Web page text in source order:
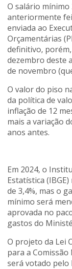
O salário mínimo
anteriormente
enviada ao
Orçamentárias
definitivo,
dezembro deste
de novembro
O valor do piso
da política de
inflação de 12
mais a variação
anos antes.
Em 2024, o
Estatística
de 3,4%, mas o
mínimo será
aprovada no
gastos do
O projeto da Lei
para a
será votado pelo